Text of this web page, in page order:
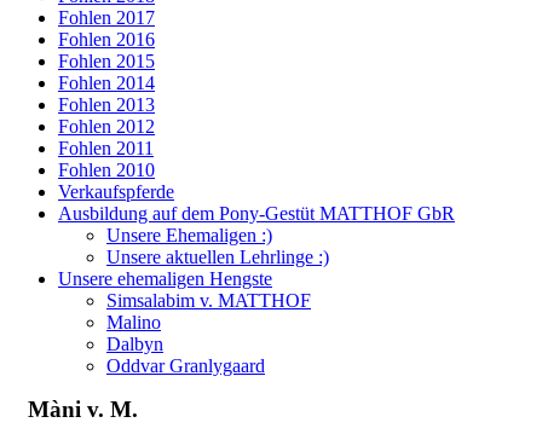
Fohlen 2017
Fohlen 2016
Fohlen 2015
Fohlen 2014
Fohlen 2013
Fohlen 2012
Fohlen 2011
Fohlen 2010
Verkaufspferde
Ausbildung auf dem Pony-Gestüt MATTHOF GbR
Unsere Ehemaligen :)
Unsere aktuellen Lehrlinge :)
Unsere ehemaligen Hengste
Simsalabim v. MATTHOF
Malino
Dalbyn
Oddvar Granlygaard
Màni v. M.